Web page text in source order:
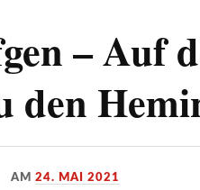
– Auf
den
AM24. MAI 2021